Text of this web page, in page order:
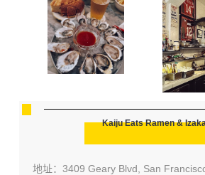
Kaiju Eats Ramen &
地址：3409 Geary Blvd, San